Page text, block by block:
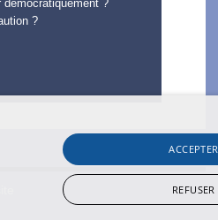
démocratiquement ?
?
ACCEPTER
REFUSER